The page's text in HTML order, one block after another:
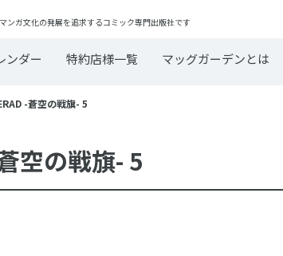
マンガ文化の発展を追求するコミック専門出版社です
ンダー 特約店様一覧 マッグガーデンとは
-蒼空の戦旗- 5
空の戦旗- 5